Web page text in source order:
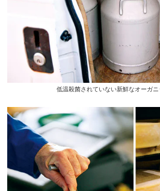
低温殺菌されていない新鮮なオーガニ